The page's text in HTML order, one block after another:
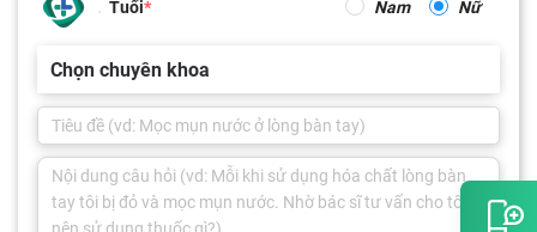
Tuổi Nam Nữ
Chọn chuyên khoa